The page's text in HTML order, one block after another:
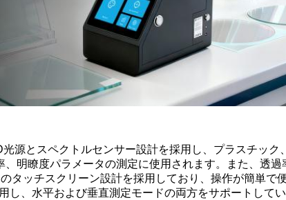
源とスペクトルセンサー設計を採用し、プラスチック
明瞭度パラメータの測定に使用されます。また、透過
タッチスクリーン設計を採用しており、操作が簡単で
し、水平および垂直測定モードの両方をサポートして